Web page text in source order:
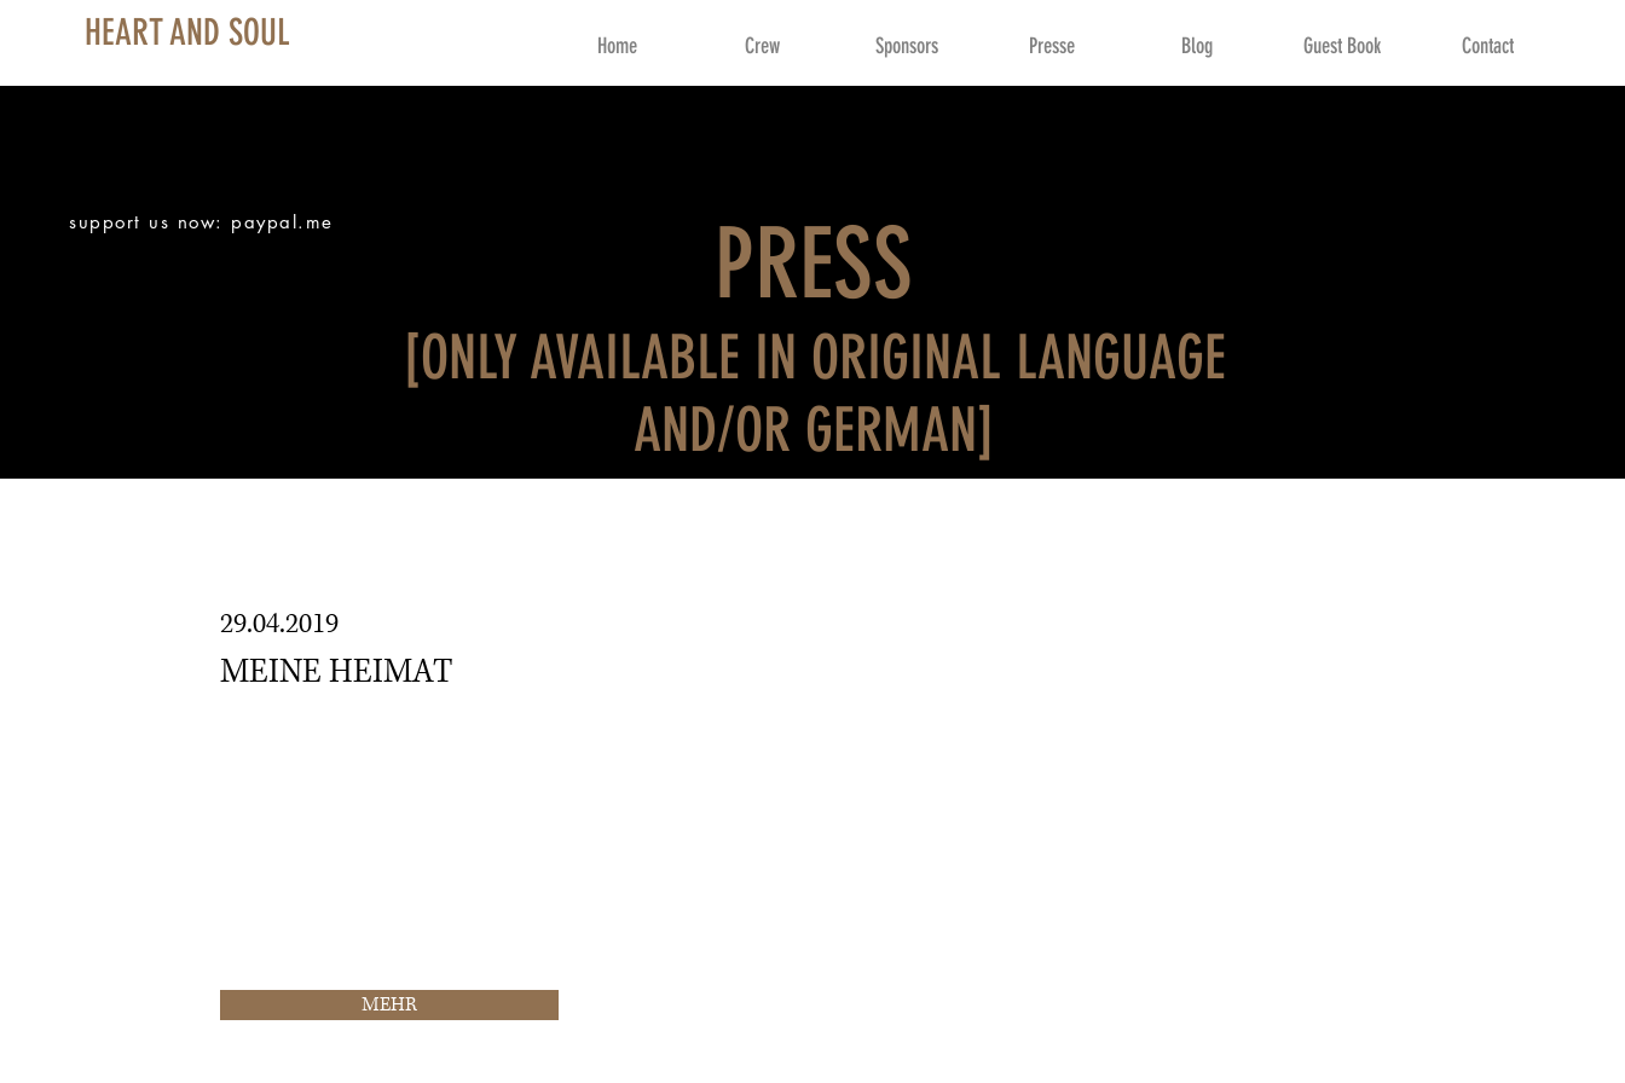
HEART AND SOUL
support us now: paypal.me
Home Crew Sponsors Presse Blog Guest Book Contact
PRESS
[ONLY AVAILABLE IN ORIGINAL LANGUAGE
AND/OR GERMAN]
29.04.2019
MEINE HEIMAT
MEHR